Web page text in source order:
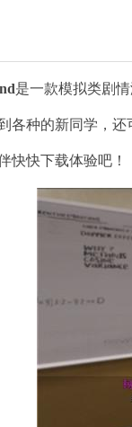
是一款模拟类剧
各种的新同学，
快快下载体验吧！